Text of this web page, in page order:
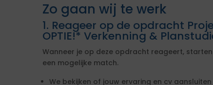
Zo gaan wij te werk
1. Reageer op de opdracht
OPTIE!* Verkenning &
Wanneer je op deze opdracht reageert,
een mogelijke match.
We bekijken of jouw ervaring en cv